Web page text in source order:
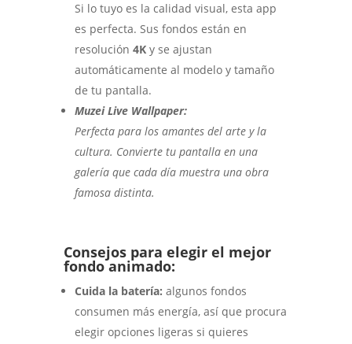
Si lo tuyo es la calidad visual, esta app
es perfecta. Sus fondos están en
resolución 4Ky se ajustan
automáticamente al modelo y tamaño
de tu pantalla.
Muzei Live Wallpaper:
Perfecta para los amantes del arte y la
cultura. Convierte tu pantalla en una
galería que cada día muestra una obra
famosa distinta.
Consejos para elegir el mejor
fondo animado:
Cuida la batería: algunos fondos
consumen más energía, así que procura
elegir opciones ligeras si quieres